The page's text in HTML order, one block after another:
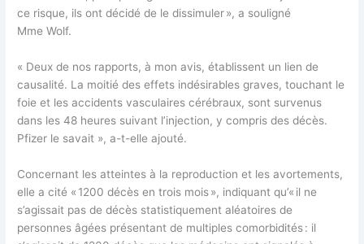
ce risque, ils ont décidé de le dissimuler », a souligné
Mme Wolf.
« Deux de nos rapports, à mon avis, établissent un lien de
causalité. La moitié des effets indésirables graves, touchant le
foie et les accidents vasculaires cérébraux, sont survenus
dans les 48 heures suivant l’injection, y compris des décès.
Pfizer le savait », a-t-elle ajouté.
Concernant les atteintes à la reproduction et les avortements,
elle a cité « 1200 décès en trois mois », indiquant qu’« il ne
s’agissait pas de décès statistiquement aléatoires de
personnes âgées présentant de multiples comorbidités : il